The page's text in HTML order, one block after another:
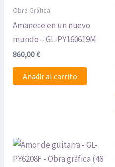
Obra Gráfica
Amanece en un nuevo
mundo – GL-PY160619M
860,00€
Añadir al carrito